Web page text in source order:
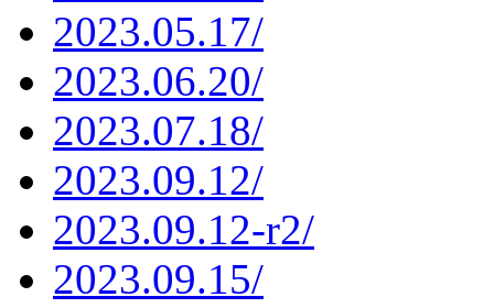
2023.05.17/
2023.06.20/
2023.07.18/
2023.09.12/
2023.09.12-r2/
2023.09.15/